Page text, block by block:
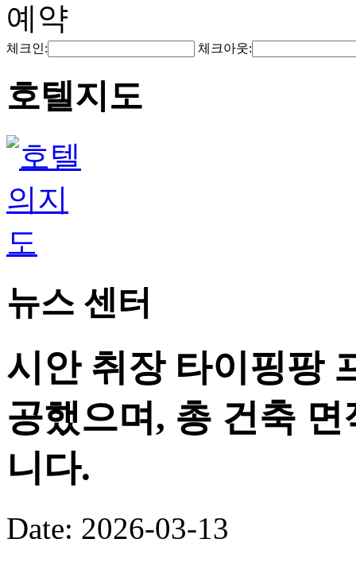
예약
체크인: 체크아웃:
호텔지도
뉴스 센터
시안 취장 타이핑팡
공했으며, 총 건축
니다.
Date: 2026-03-13